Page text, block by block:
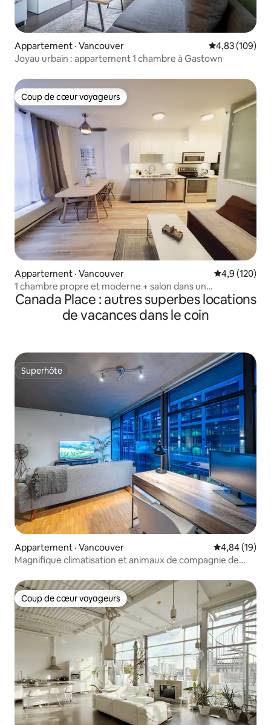
Appartement · Vancouver Note
4,83 (109)
Joyau urbain : appartement 1 chambre à Gastown
Coup de cœur voyageurs
Coup de cœur voyageurs
Appartement · Vancouver Note
4,9 (120)
1 chambre propre et moderne + salon dans un
emplacement privilégié
Canada Place : autres superbes locations
de vacances dans le coin
Superhôte
Superhôte
Appartement · Vancouver Note
4,84 (19)
Magnifique climatisation et animaux de compagnie de
Coup de cœur voyageurs
Coup de cœur voyageurs